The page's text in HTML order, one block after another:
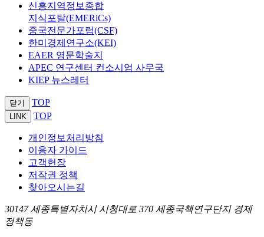
신흥지역정보종합
지식포탈(EMERiCs)
중국전문가포럼(CSF)
한미경제연구소(KEI)
EAER 영문학술지
APEC 연구센터 컨소시엄 사무국
KIEP 뉴스레터
닫기 TOP
LINK TOP
개인정보처리방침
이용자 가이드
고객헌장
저작권 정책
찾아오시는길
30147 세종특별자치시 시청대로 370 세종국책연구단지 경제
정책동